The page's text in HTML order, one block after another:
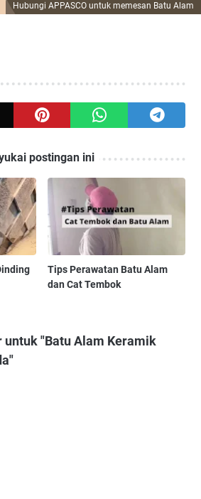
Hubungi APPASCO untuk memesan Batu Alam
postingan ini
Tips Perawatan Batu Alam
dan Cat Tembok
untuk "Batu Alam Keramik